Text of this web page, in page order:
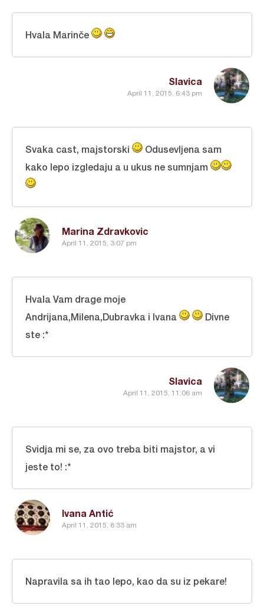
Slavica
April 11, 2015, 6:43 pm
Hvala Marinče
Marina Zdravkovic
April 11, 2015, 3:07 pm
Svaka cast, majstorski
Odusevljena sam
kako lepo izgledaju a u ukus ne sumnjam
Slavica
April 11, 2015, 11:06 am
Hvala Vam drage moje
Andrijana,Milena,Dubravka i Ivana
Divne
ste :*
Ivana Antić
April 11, 2015, 8:33 am
Svidja mi se, za ovo treba biti majstor, a vi
jeste to! :*
Napravila sa ih tao lepo, kao da su iz pekare!